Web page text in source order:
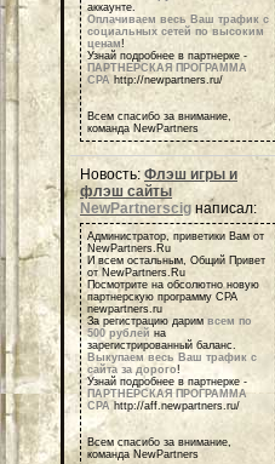
аккаунте.
Оплачиваем весь Ваш трафик с
социальных сетей по высоким
ценам!
Узнай подробнее в партнерке -
ПАРТНЕРСКАЯ ПРОГРАММА
СРА http://newpartners.ru/
Всем спасибо за внимание,
команда NewPartners
Новость: Флэш игры и
флэш сайты
NewPartnerscig написал:
Администратор, приветики Вам от
NewPartners.Ru
И всем остальным, Общий Привет
от NewPartners.Ru
Посмотрите на обсолютно новую
партнерскую программу СРА
newpartners.ru
За регистрацию даримвсем по
500 рублей на
зарегистрированный баланс.
Выкупаем весь Ваш трафик с
сайта за дорого!
Узнай подробнее в партнерке -
ПАРТНЕРСКАЯ ПРОГРАММА
СРА http://aff.newpartners.ru/
Всем спасибо за внимание,
команда NewPartners